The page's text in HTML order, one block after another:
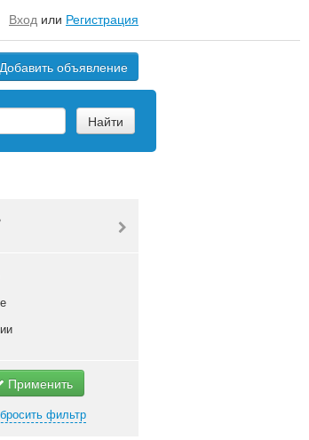
Вход или Регистрация
Добавить объявление
Найти
Применить
фильтр